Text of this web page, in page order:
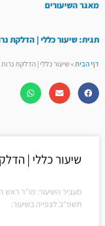
מאגר השיעורים
תגית: שיעור כללי | הדלקת
דף הבית»שיעור כללי | הדלקת
שיעור כללי |
מעביר השיעור: מו"ר ראש
תשפ"ב לצפייה בשיעור: